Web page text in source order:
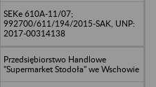
SEKe 610A-11/07;
992700/611/194/2015-SAK, UNP:
2017-00314138
Przedsiębiorstwo Handlowe
"Supermarket Stodoła" we Wschowie